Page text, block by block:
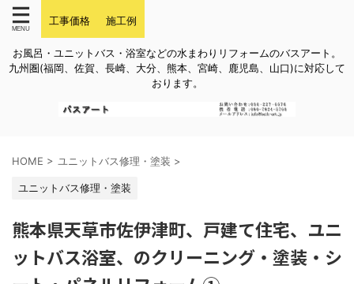
工事価格 施工例
お風呂・ユニットバス・浴室などの水まわりリフォームのバスアート。
九州圏(福岡、佐賀、長崎、大分、熊本、宮崎、鹿児島、山口)に対応して
おります。
HOME > ユニットバス修理・塗装 >
ユニットバス修理・塗装
熊本県天草市佐伊津町、戸建て住宅、ユニ
ットバス浴室、のクリーニング・塗装・シ